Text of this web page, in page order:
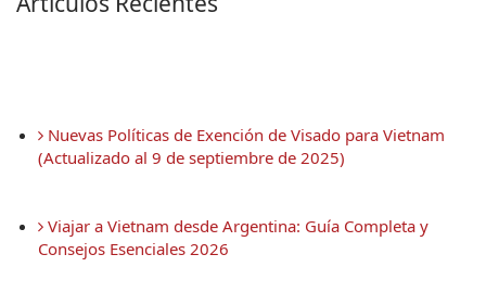
Nuevas Políticas de Exención de Visado para Vietnam
(Actualizado al 9 de septiembre de 2025)
Viajar a Vietnam desde Argentina: Guía Completa y
Consejos Esenciales 2026